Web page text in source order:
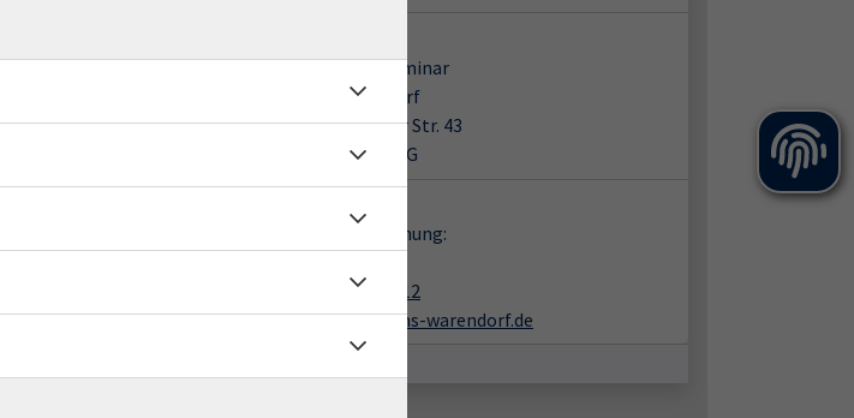
Altes Lehrerseminar
48231 Warendorf
Freckenhorster Str. 43
Raum 212 / 2. OG
Fragen zur Buchung:
02581-938412
buening@vhs-warendorf.de